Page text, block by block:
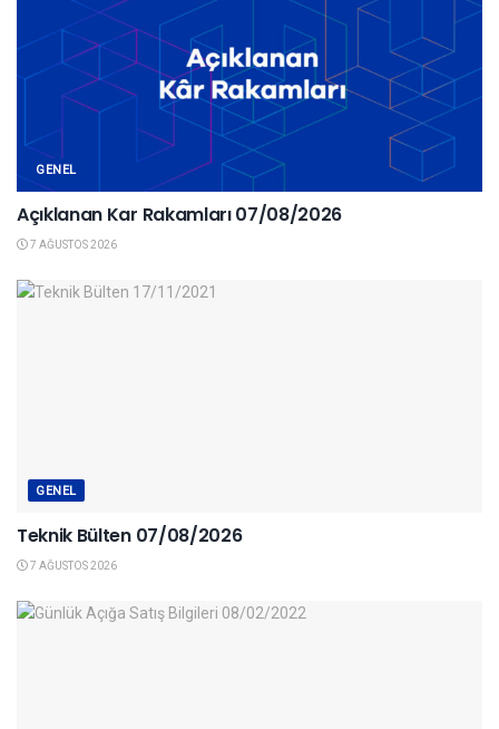
GENEL
Açıklanan Kar Rakamları 07/08/2026
7 AĞUSTOS 2026
GENEL
Teknik Bülten 07/08/2026
7 AĞUSTOS 2026